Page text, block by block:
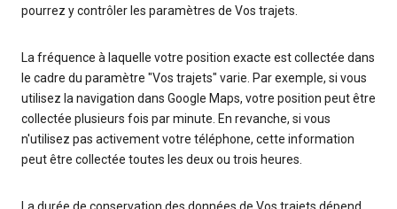
pourrez y contrôler les paramètres de Vos trajets.
La fréquence à laquelle votre position exacte est collectée dans
le cadre du paramètre "Vos trajets" varie. Par exemple, si vous
utilisez la navigation dans Google Maps, votre position peut être
collectée plusieurs fois par minute. En revanche, si vous
n'utilisez pas activement votre téléphone, cette information
peut être collectée toutes les deux ou trois heures.